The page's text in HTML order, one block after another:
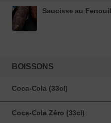
Saucisse au Fenouil
BOISSONS
Coca-Cola (33cl)
Coca-Cola Zéro (33cl)